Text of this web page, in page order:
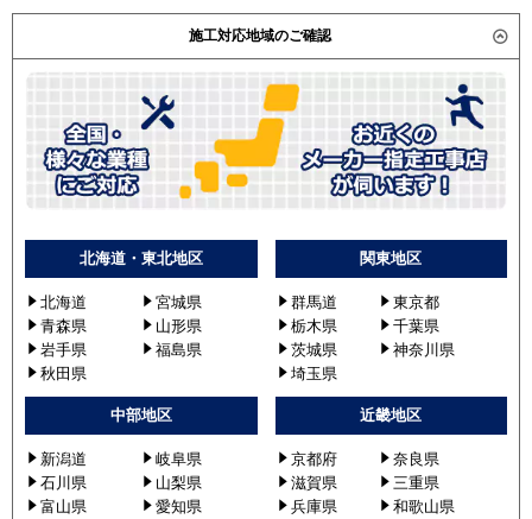
施工対応地域のご確認
北海道・東北地区
北海道
宮城県
青森県
山形県
岩手県
福島県
秋田県
関東地区
群馬道
東京都
栃木県
千葉県
茨城県
神奈川県
埼玉県
中部地区
新潟道
岐阜県
石川県
山梨県
富山県
愛知県
近畿地区
京都府
奈良県
滋賀県
三重県
兵庫県
和歌山県